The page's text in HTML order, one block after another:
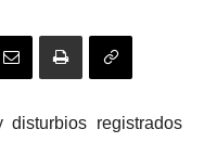
registrados